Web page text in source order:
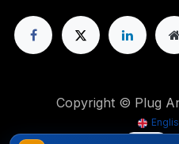
Copyright © Plug